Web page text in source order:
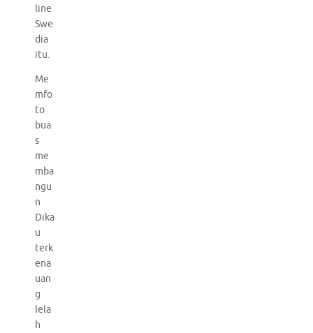
line
Swe
dia
itu.
Me
mfo
to
bua
s
me
mba
ngu
n
Dika
u
terk
ena
uan
g
lela
h